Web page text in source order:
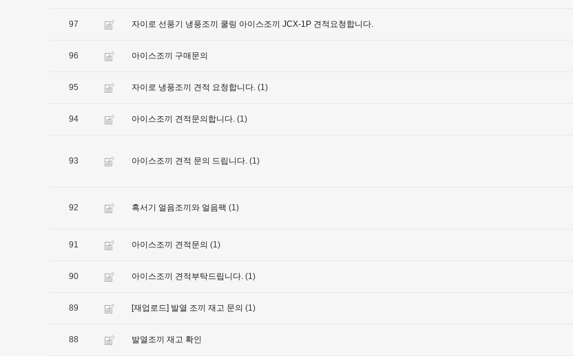
97 자이로 선풍기 냉풍조끼 쿨링 아이스조끼 JCX-1P 견적요청합니다.
96 아이스조끼 구매문의
95 자이로 냉풍조끼 견적 요청합니다. (1)
94 아이스조끼 견적문의합니다. (1)
93 아이스조끼 견적 문의 드립니다. (1)
92 혹서기 얼음조끼와 얼음팩 (1)
91 아이스조끼 견적문의 (1)
90 아이스조끼 견적부탁드립니다. (1)
89 [재업로드] 발열 조끼 재고 문의 (1)
88 발열조끼 재고 확인